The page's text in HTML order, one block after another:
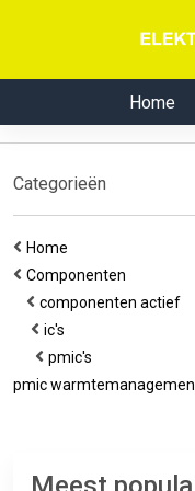
Home
Categorieën
Home
Componenten
componenten actief
ic's
pmic's
pmic